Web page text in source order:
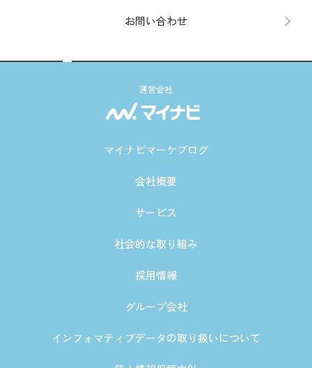
お問い合わせ
運営会社
マイナビマーケブログ
会社概要
サービス
社会的な取り組み
採用情報
グループ会社
インフォマティブデータの取り扱いについて